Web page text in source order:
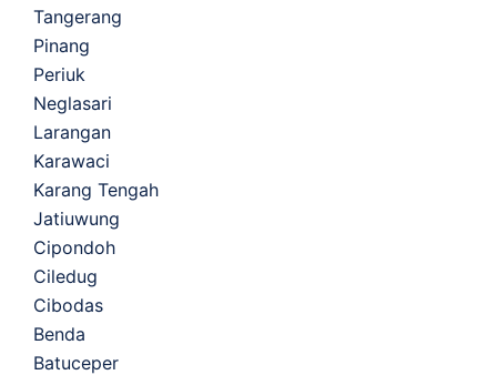
Tangerang
Pinang
Periuk
Neglasari
Larangan
Karawaci
Karang Tengah
Jatiuwung
Cipondoh
Ciledug
Cibodas
Benda
Batuceper